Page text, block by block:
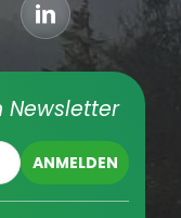
Newsletter